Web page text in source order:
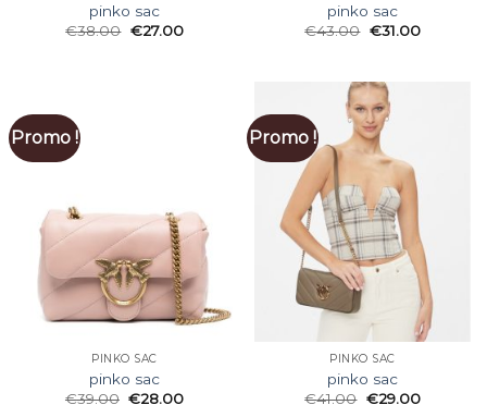
pinko sac
€38.00 €27.00
pinko sac
€43.00 €31.00
Promo !
PINKO SAC
pinko sac
€39.00 €28.00
Promo !
PINKO SAC
pinko sac
€41.00 €29.00